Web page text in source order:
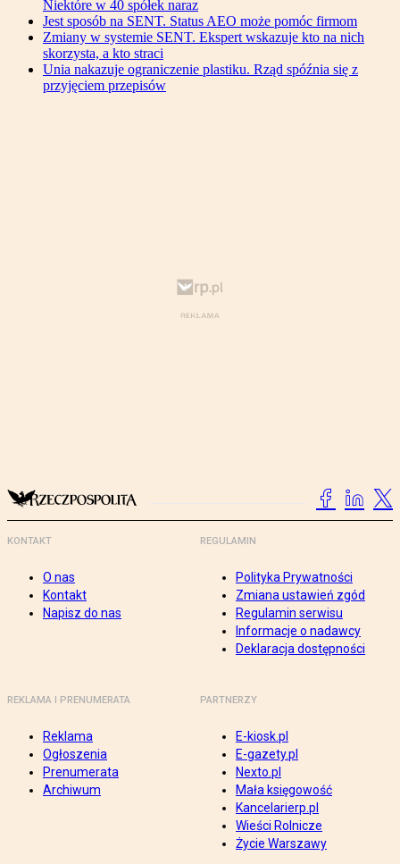
Niektóre w 40 spółek naraz
Jest sposób na SENT. Status AEO może pomóc firmom
Zmiany w systemie SENT. Ekspert wskazuje kto na nich
skorzysta, a kto straci
Unia nakazuje ograniczenie plastiku. Rząd spóźnia się z
przyjęciem przepisów
KONTAKT
O nas
Kontakt
Napisz do nas
REGULAMIN
Polityka Prywatności
Zmiana ustawień zgód
Regulamin serwisu
Informacje o nadawcy
Deklaracja dostępności
REKLAMA I PRENUMERATA
Reklama
Ogłoszenia
Prenumerata
Archiwum
PARTNERZY
E-kiosk.pl
E-gazety.pl
Nexto.pl
Mała księgowość
Kancelarierp.pl
Wieści Rolnicze
Życie Warszawy